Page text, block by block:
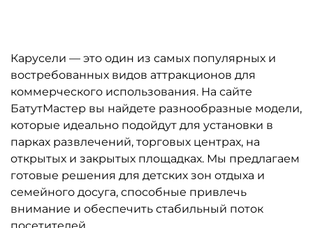
Карусели — это один из самых популярных и
востребованных видов аттракционов для
коммерческого использования. На сайте
БатутМастер вы найдете разнообразные модели,
которые идеально подойдут для установки в
парках развлечений, торговых центрах, на
открытых и закрытых площадках. Мы предлагаем
готовые решения для детских зон отдыха и
семейного досуга, способные привлечь
внимание и обеспечить стабильный поток